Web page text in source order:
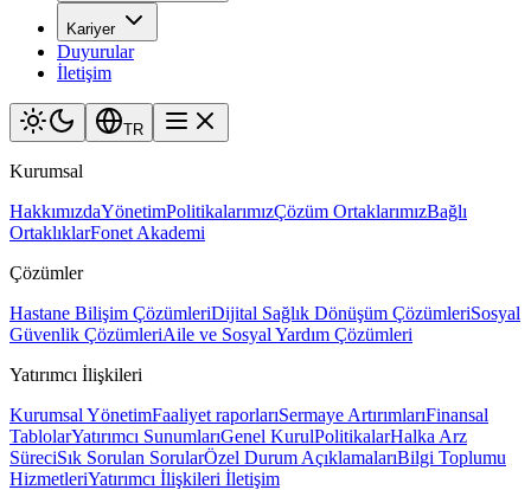
Kariyer
Duyurular
İletişim
TR
Kurumsal
HakkımızdaYönetimPolitikalarımızÇözüm OrtaklarımızBağlı
OrtaklıklarFonet Akademi
Çözümler
Hastane Bilişim ÇözümleriDijital Sağlık Dönüşüm ÇözümleriSosyal
Güvenlik ÇözümleriAile ve Sosyal Yardım Çözümleri
Yatırımcı İlişkileri
Kurumsal YönetimFaaliyet raporlarıSermaye ArtırımlarıFinansal
TablolarYatırımcı SunumlarıGenel KurulPolitikalarHalka Arz
SüreciSık Sorulan SorularÖzel Durum AçıklamalarıBilgi Toplumu
HizmetleriYatırımcı İlişkileri İletişim